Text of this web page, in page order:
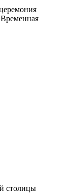
столицы